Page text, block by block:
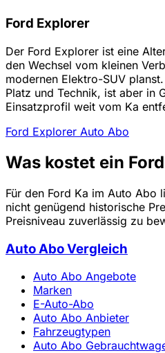
Ford Explorer
Der Ford Explorer ist eine
den Wechsel vom kleinen
modernen Elektro-SUV
Platz und Technik, ist aber in
Einsatzprofil weit vom Ka
Ford Explorer Auto Abo
Was kostet ein
Für den Ford Ka im Auto Abo
nicht genügend historische
Preisniveau zuverlässig zu
Auto Abo Vergleich
Auto Abo Angebote
Marken
E-Auto-Abo
Auto Abo Anbieter
Fahrzeugtypen
Auto Abo